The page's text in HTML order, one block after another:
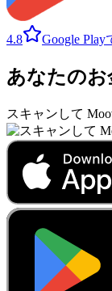
4.8 Google Play
あなたのお
スキャンして